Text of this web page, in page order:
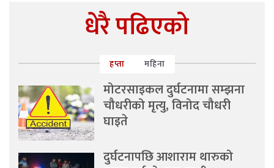
धेरै पढिएको
हप्ता महिना
मोटरसाइकल दुर्घटनामा सम्झना
चौधरीको मृत्यु, विनोद चौधरी
घाइते
दुर्घटनापछि आशाराम थारुको